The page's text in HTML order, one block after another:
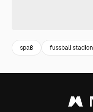
spaß fussball stadion